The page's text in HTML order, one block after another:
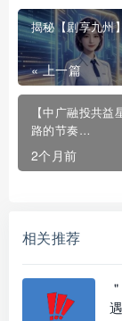
揭秘【剧享九州
« 上一篇
【中广融投共
路的节奏…
2个月前
相关推荐